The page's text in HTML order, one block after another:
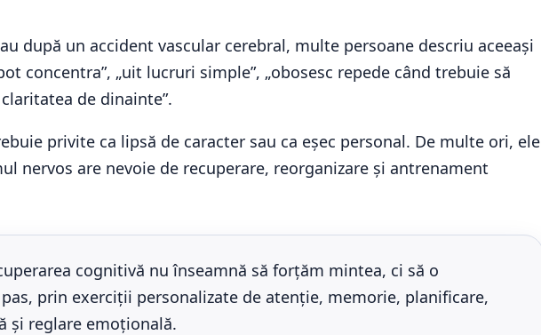
după un accident vascular cerebral, multe persoane descriu aceeași
concentra”, „uit lucruri simple”, „obosesc repede când trebuie să
de dinainte”.
privite ca lipsă de caracter sau ca eșec personal. De multe ori, ele
nervos are nevoie de recuperare, reorganizare și antrenament
cognitivă nu înseamnă să forțăm mintea, ci să o
prin exerciții personalizate de atenție, memorie, planificare,
și reglare emoțională.